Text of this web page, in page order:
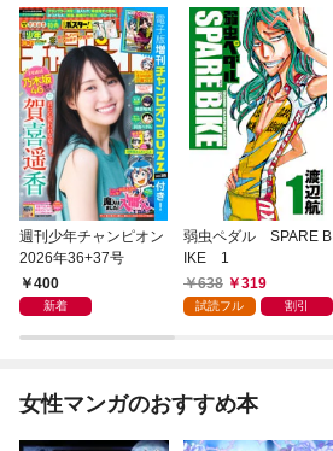
週刊少年チャンピオン
2026年36+37号
400
新着
弱虫ペダル SPARE B
IKE 1
638
319
試読フル 割引
女性マンガのおすすめ本